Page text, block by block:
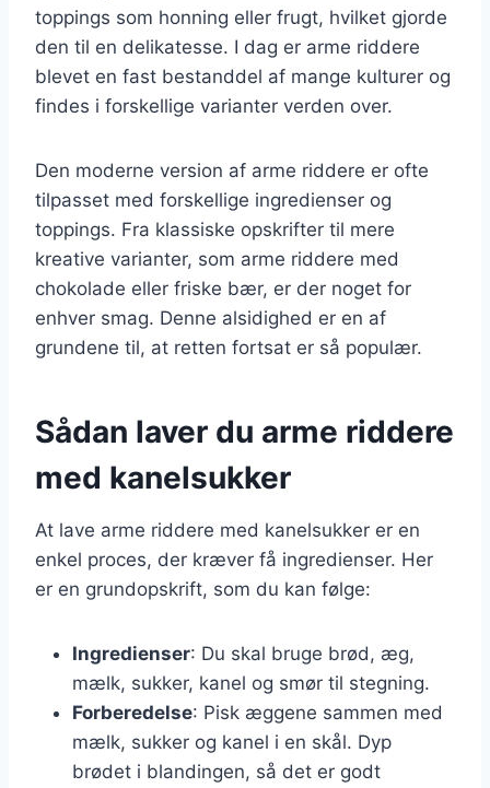
toppings som honning eller frugt, hvilket gjorde
den til en delikatesse. I dag er arme riddere
blevet en fast bestanddel af mange kulturer og
findes i forskellige varianter verden over.
Den moderne version af arme riddere er ofte
tilpasset med forskellige ingredienser og
toppings. Fra klassiske opskrifter til mere
kreative varianter, som arme riddere med
chokolade eller friske bær, er der noget for
enhver smag. Denne alsidighed er en af
grundene til, at retten fortsat er så populær.
Sådan laver du arme riddere
med kanelsukker
At lave arme riddere med kanelsukker er en
enkel proces, der kræver få ingredienser. Her
er en grundopskrift, som du kan følge:
Ingredienser: Du skal bruge brød, æg,
mælk, sukker, kanel og smør til stegning.
Forberedelse: Pisk æggene sammen med
mælk, sukker og kanel i en skål. Dyp
brødet i blandingen, så det er godt